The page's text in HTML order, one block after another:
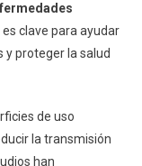
clave para ayudar
proteger la salud
de uso
la transmisión
han